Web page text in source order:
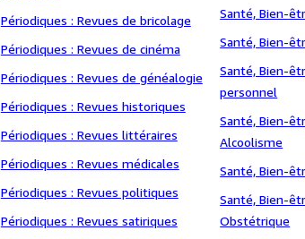
Périodiques : Revues de bricolage
Périodiques : Revues de cinéma
Périodiques : Revues de généalogie
Périodiques : Revues historiques
Périodiques : Revues littéraires
Périodiques : Revues médicales
Périodiques : Revues politiques
Périodiques : Revues satiriques
Santé, Bien-
Santé, Bien-
Santé, Bien-
personnel
Santé, Bien-
Alcoolisme
Santé, Bien-
Santé, Bien-
Obstétrique